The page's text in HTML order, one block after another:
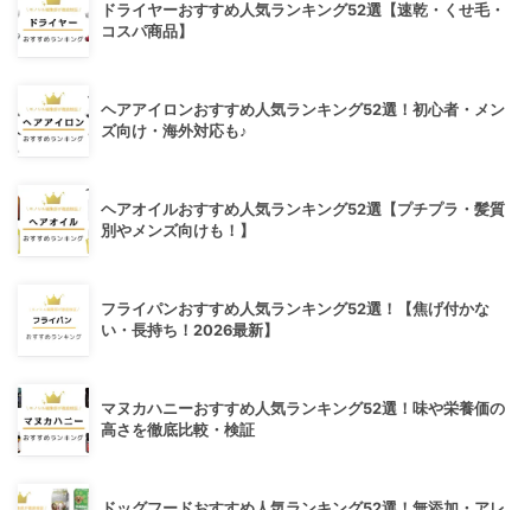
ドライヤーおすすめ人気ランキング52選【速乾・くせ毛・
コスパ商品】
ヘアアイロンおすすめ人気ランキング52選！初心者・メン
ズ向け・海外対応も♪
ヘアオイルおすすめ人気ランキング52選【プチプラ・髪質
別やメンズ向けも！】
フライパンおすすめ人気ランキング52選！【焦げ付かな
い・長持ち！2026最新】
マヌカハニーおすすめ人気ランキング52選！味や栄養価の
高さを徹底比較・検証